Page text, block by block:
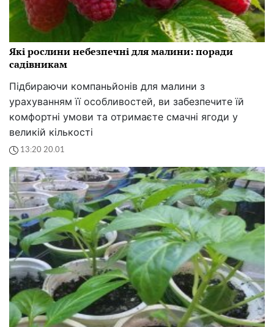
Які рослини небезпечні для малини: поради
садівникам
Підбираючи компаньйонів для малини з
урахуванням її особливостей, ви забезпечите їй
комфортні умови та отримаєте смачні ягоди у
великій кількості
13:20 20.01